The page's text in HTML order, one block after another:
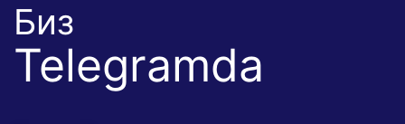
Биз
Telegramda